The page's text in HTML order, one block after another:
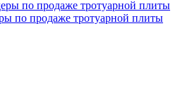
по продаже тротуарной плиты